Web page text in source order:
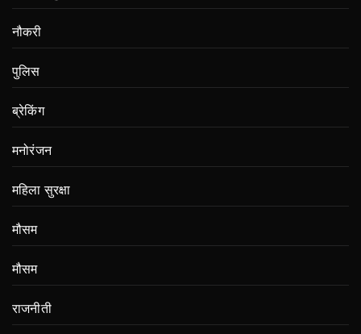
नौकरी
पुलिस
ब्रेकिंग
मनोरंजन
महिला सुरक्षा
मौसम
मौसम
राजनीती